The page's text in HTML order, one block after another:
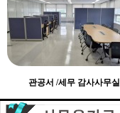
관공서 /세무 감사사무실